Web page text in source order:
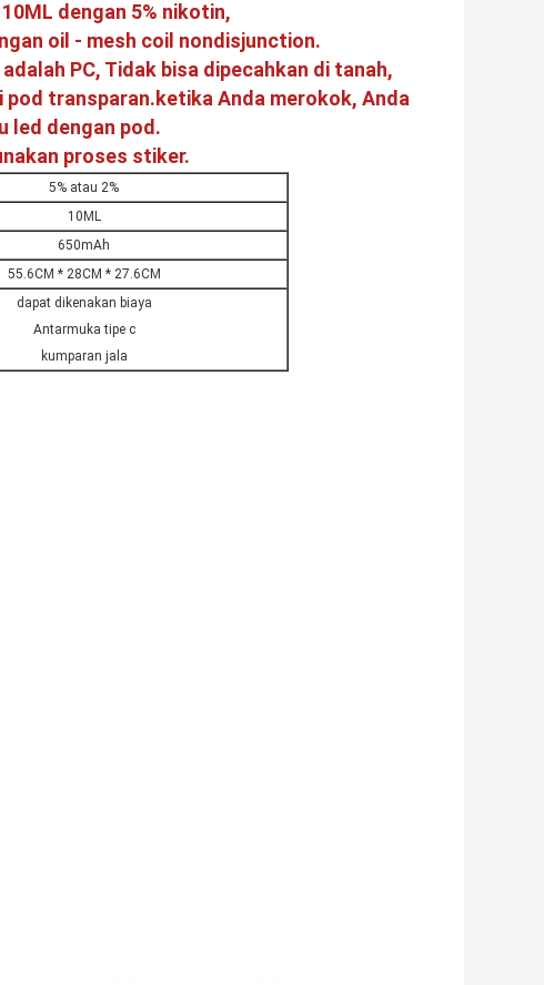
dengan 5% nikotin,
oil - mesh coil nondisjunction.
PC, Tidak bisa dipecahkan di tanah,
transparan.ketika Anda merokok, Anda
led dengan pod.
proses stiker.
5% atau 2%
10ML
650mAh
55.6CM * 28CM * 27.6CM
dapat dikenakan biaya
Antarmuka tipe c
kumparan jala